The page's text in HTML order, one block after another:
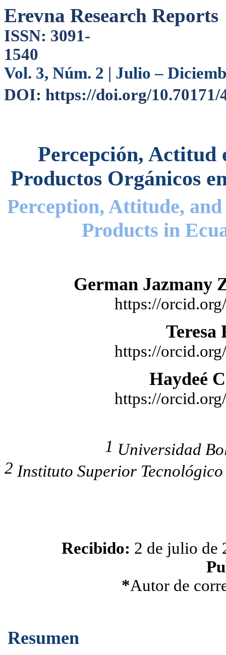
Erevna Research Reports
ISSN: 3091-
Vol. 3, Núm. 2 | Julio –
DOI: https://doi.org/10.70171/
Percepción, Actitud
Productos Orgánicos
Perception, Attitude,
Products in
German Jazmany
https://
Teresa
https://
Haydeé
https://
1 Universidad
2 Instituto Superior
Recibido: 2 de julio de
*Autor de
Resumen